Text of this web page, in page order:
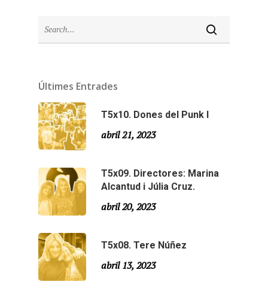
Últimes Entrades
T5x10. Dones del Punk I
abril 21, 2023
T5x09. Directores: Marina
Alcantud i Júlia Cruz.
abril 20, 2023
T5x08. Tere Núñez
abril 13, 2023
Temporades
Temporada 4
Temporada 2
Agraïments
Monty Peiró